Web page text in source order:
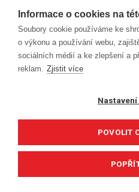
Informace o cookies na
Soubory cookie používáme ke
o výkonu a používání webu,
sociálních médií a ke zlepšení a
reklam. Zjistit více
POVOLIT